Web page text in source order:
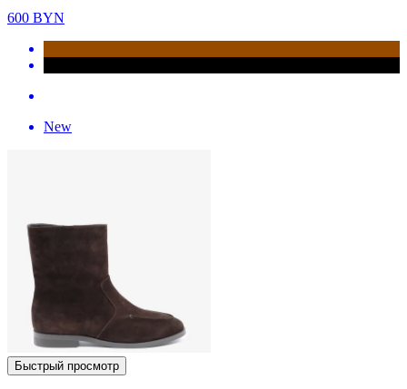
600 BYN
New
Быстрый просмотр